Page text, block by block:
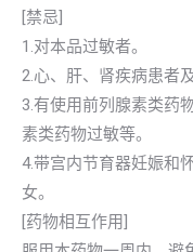
[禁忌]
1.对本品过敏者。
2.心、肝、肾疾病患者
3.有使用前列腺素类药
素类药物过敏等。
4.带宫内节育器妊娠和
女。
[药物相互作用]